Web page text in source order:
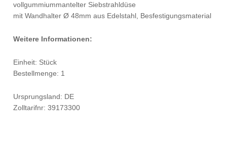
vollgummiummantelter Siebstrahldüse
mit Wandhalter Ø 48mm aus Edelstahl, Besfestigungsmaterial
Weitere Informationen:
Einheit: Stück
Bestellmenge: 1
Ursprungsland: DE
Zolltarifnr: 39173300